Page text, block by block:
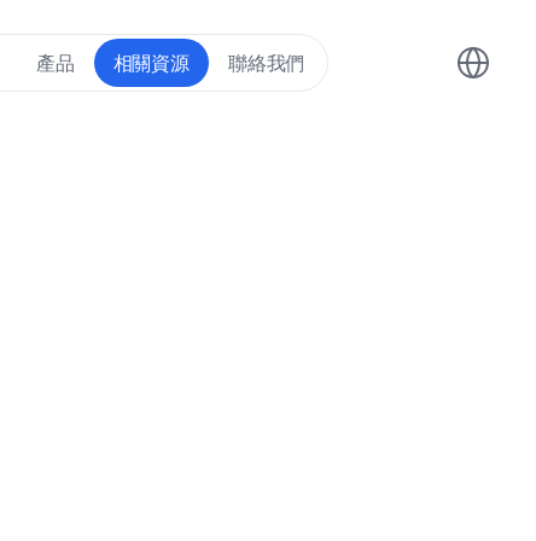
產品 相關資源 聯絡我們 Select